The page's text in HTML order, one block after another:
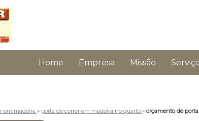
Home Empresa Missão
em madeira » porta de correr em madeira no quarto » orçamento de